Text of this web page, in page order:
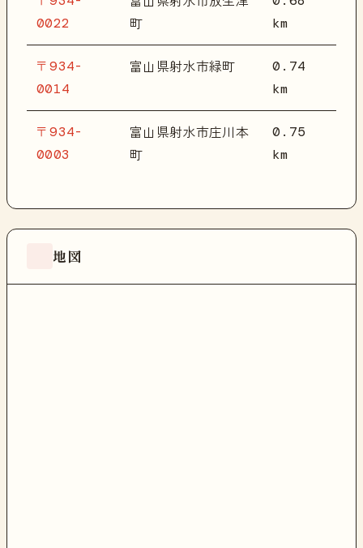
0022
町
km
〒934-
0014
富山県射水市緑町
0.74
km
〒934-
0003
富山県射水市庄川本
町
0.75
km
地図